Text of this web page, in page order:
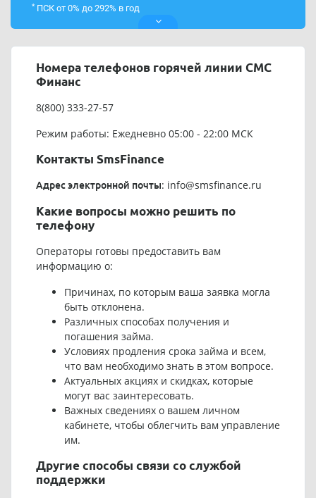
*ПСК от 0% до 292% в год
Номера телефонов горячей линии СМС
Финанс
8(800) 333-27-57
Режим работы: Ежедневно 05:00 - 22:00 МСК
Контакты SmsFinance
Адрес электронной почты: info@smsfinance.ru
Какие вопросы можно решить по
телефону
Операторы готовы предоставить вам
информацию о:
Причинах, по которым ваша заявка могла
быть отклонена.
Различных способах получения и
погашения займа.
Условиях продления срока займа и всем,
что вам необходимо знать в этом вопросе.
Актуальных акциях и скидках, которые
могут вас заинтересовать.
Важных сведениях о вашем личном
кабинете, чтобы облегчить вам управление
им.
Другие способы связи со службой
поддержки